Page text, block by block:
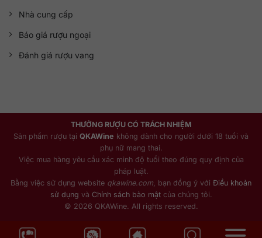
Nhà cung cấp
Báo giá rượu ngoại
Đánh giá rượu vang
THƯỞNG RƯỢU CÓ TRÁCH NHIỆM
Sản phẩm rượu tại QKAWine không dành cho người dưới 18 tuổi và
phụ nữ mang thai.
Việc mua hàng yêu cầu xác minh độ tuổi theo đúng quy định của
pháp luật.
Bằng việc sử dụng website qkawine.com , bạn đồng ý với Điều khoản
sử dụng và Chính sách bảo mậtcủa chúng tôi.
© 2026 QKAWine. All rights reserved.